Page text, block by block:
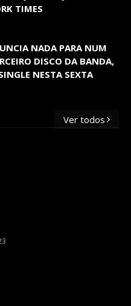
TIMES
NADA PARA NUM
DISCO DA BANDA,
NESTA SEXTA
Ver todos